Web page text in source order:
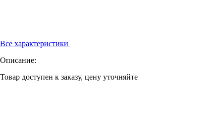
Все характеристики
Описание:
Товар доступен к заказу, цену уточняйте